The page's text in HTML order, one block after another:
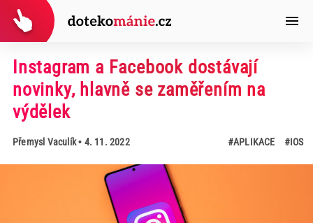
Instagram a Facebook dostávají
novinky, hlavně se zaměřením na
výdělek
Přemysl Vaculík• 4. 11. 2022 #APLIKACE #IOS